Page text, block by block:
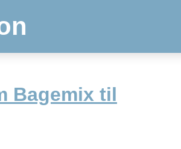
Bagemix til